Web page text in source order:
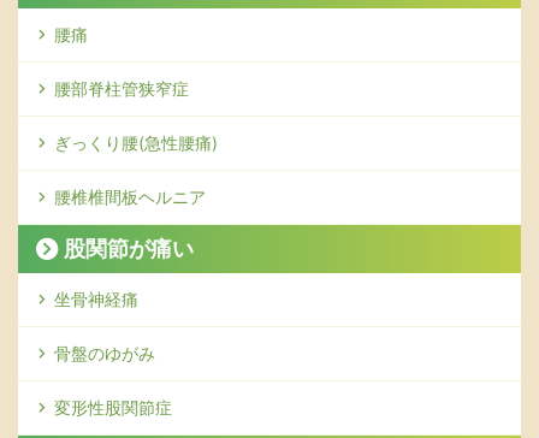
腰痛
腰部脊柱管狭窄症
ぎっくり腰(急性腰痛)
腰椎椎間板ヘルニア
股関節が痛い
坐骨神経痛
骨盤のゆがみ
変形性股関節症